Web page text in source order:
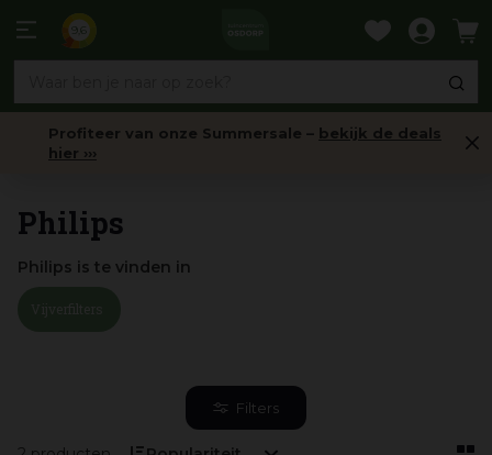
naar
Profiteer van onze Summersale – bekijk de deals
hier ›››
Philips
Philips is te vinden in
Filters